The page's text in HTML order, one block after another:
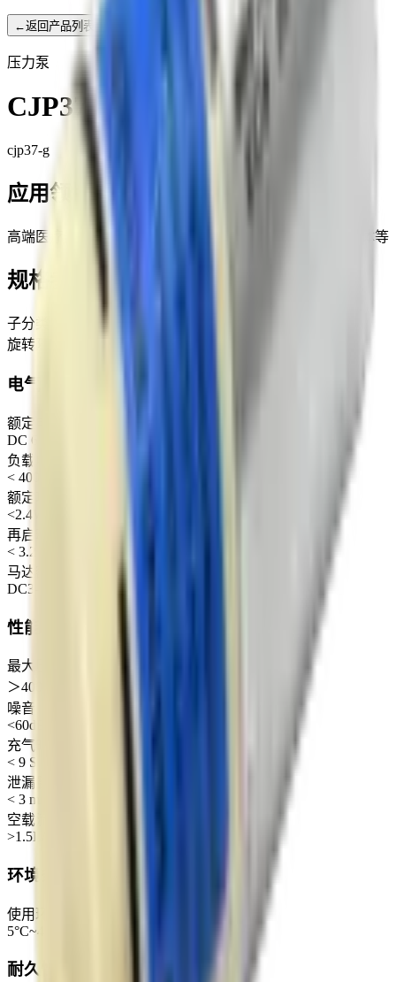
←返回产品列表
压力泵
CJP37-G
cjp37-g
应用领域
高端医疗器械、保健器材、家用电器、厨房卫浴、美容美体等
规格参数
子分类
旋转隔膜气泵
电气参数
额定电压
DC 6 V
负载电流
< 400 mA
额定功率
<2.4W
再启动电压
< 3.2 V
马达额定电压（建议范围）
DC3-36V
性能参数
最大压力
＞400mmHg
噪音
<60dB
充气时间
< 9 S
泄漏量
< 3 mmHg/min
空载流量
>1.5L/min
环境条件
使用环境
5°C~45°C, 30%~85%RH
耐久性